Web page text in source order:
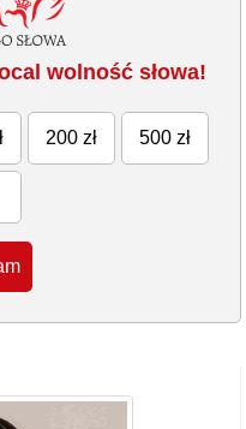
wolność słowa!
200 zł 500 zł